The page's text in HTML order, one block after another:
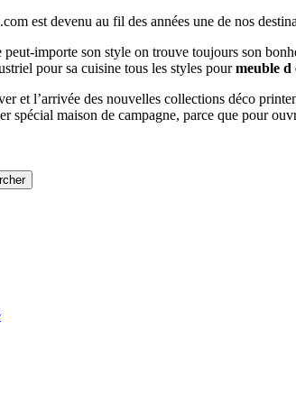
est devenu au fil des années une de nos
peut-importe son style on trouve toujours son
pour sa cuisine tous les styles pourmeuble d
et l’arrivée des nouvelles collections déco
spécial maison de campagne, parce que pour